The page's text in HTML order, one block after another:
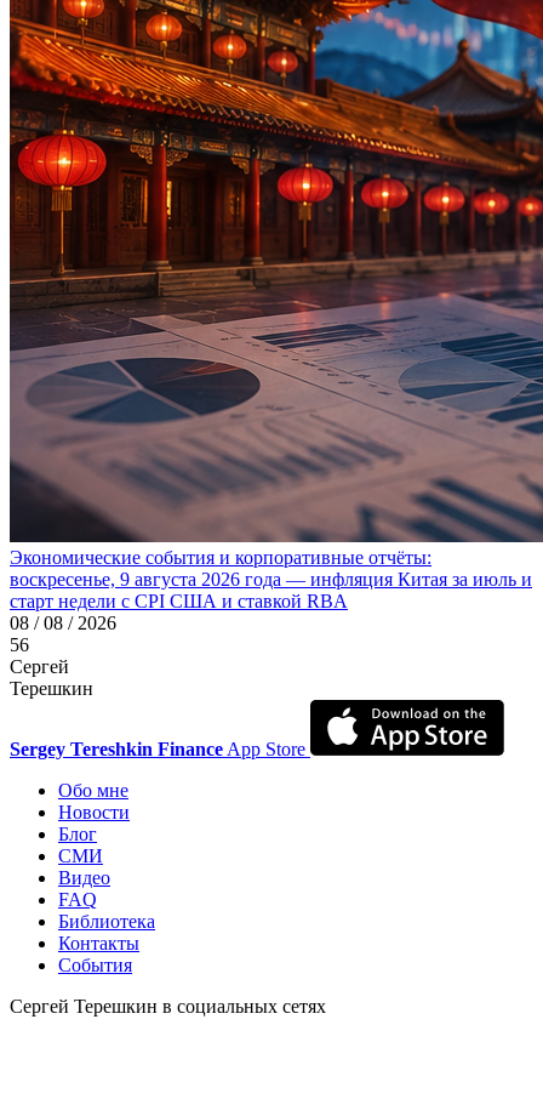
Экономические события и корпоративные отчёты:
воскресенье, 9 августа 2026 года — инфляция Китая за июль и
старт недели с CPI США и ставкой RBA
08 / 08 / 2026
56
Сергей
Терешкин
Sergey Tereshkin Finance App Store
Обо мне
Новости
Блог
СМИ
Видео
FAQ
Библиотека
Контакты
События
Сергей Терешкин в социальных сетях